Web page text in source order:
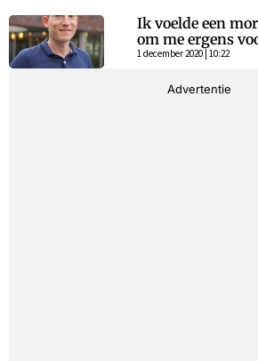
Ik voelde een
om me ergens
1 december 2020 | 10:22
Advertentie